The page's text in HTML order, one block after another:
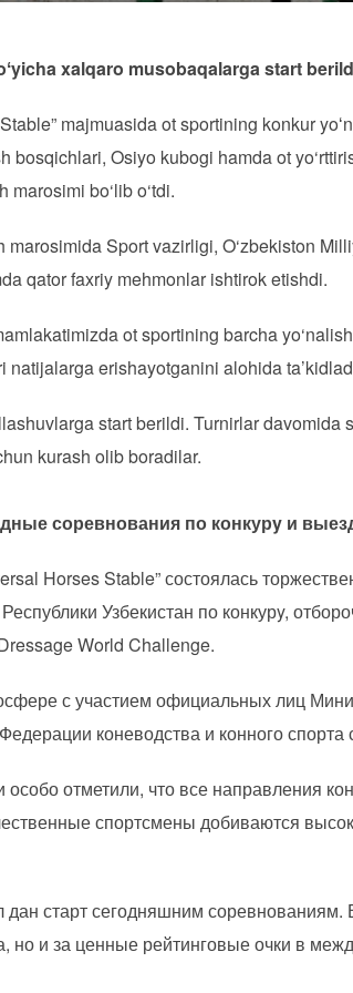
xalqaro musobaqalarga start
majmuasida ot sportining konkur
Osiyo kubogi hamda ot
bo‘lib o‘tdi.
Sport vazirligi, O‘zbekiston
qator faxriy mehmonlar ishtirok etishdi.
ot sportining barcha
erishayotganini alohida
start berildi. Turnirlar davomida
kurash olib boradilar.
соревнования по конкурy и
Horses Stable” состоялась
Узбекистан по конкурy,
World Challenge.
с участием официальных лиц
коневодства и конного
отметили, что все направления
спортсмены добиваются
старт сегодняшним соревнованиям.
но и за ценные рейтинговые очки в